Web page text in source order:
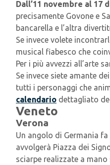
Dall’11 novembre al 17
precisamente Govone e
bancarella e l’altra
Se invece volete
musical fiabesco che
Per i più avvezzi all’arte
Se invece siete amante
tutti i personaggi che
calendario dettagliato
Veneto
Verona
Un angolo di Germania
avvolgerà Piazza dei
sciarpe realizzate a